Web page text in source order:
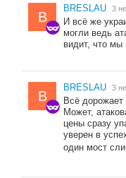
B
BRESLAU 3
И всё же
могли ведь
видит, что мы
B
BRESLAU 3
Всё
Может,
цены сразу
уверен в
один мост